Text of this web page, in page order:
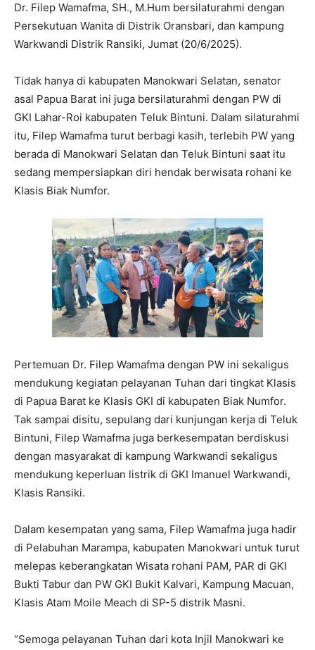
Dr. Filep Wamafma, SH., M.Hum bersilaturahmi dengan
Persekutuan Wanita di Distrik Oransbari, dan kampung
Warkwandi Distrik Ransiki, Jumat (20/6/2025).
Tidak hanya di kabupaten Manokwari Selatan, senator
asal Papua Barat ini juga bersilaturahmi dengan PW di
GKI Lahar-Roi kabupaten Teluk Bintuni. Dalam silaturahmi
itu, Filep Wamafma turut berbagi kasih, terlebih PW yang
berada di Manokwari Selatan dan Teluk Bintuni saat itu
sedang mempersiapkan diri hendak berwisata rohani ke
Klasis Biak Numfor.
Pertemuan Dr. Filep Wamafma dengan PW ini sekaligus
mendukung kegiatan pelayanan Tuhan dari tingkat Klasis
di Papua Barat ke Klasis GKI di kabupaten Biak Numfor.
Tak sampai disitu, sepulang dari kunjungan kerja di Teluk
Bintuni, Filep Wamafma juga berkesempatan berdiskusi
dengan masyarakat di kampung Warkwandi sekaligus
mendukung keperluan listrik di GKI Imanuel Warkwandi,
Klasis Ransiki.
Dalam kesempatan yang sama, Filep Wamafma juga hadir
di Pelabuhan Marampa, kabupaten Manokwari untuk turut
melepas keberangkatan Wisata rohani PAM, PAR di GKI
Bukti Tabur dan PW GKI Bukit Kalvari, Kampung Macuan,
Klasis Atam Moile Meach di SP-5 distrik Masni.
“Semoga pelayanan Tuhan dari kota Injil Manokwari ke